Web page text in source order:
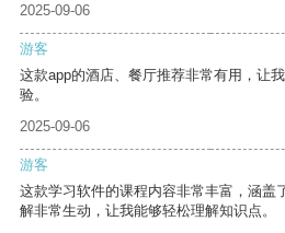
2025-09-06
游客
这款app的酒店、餐厅推荐非常有用，让
验。
2025-09-06
游客
这款学习软件的课程内容非常丰富，涵盖
解非常生动，让我能够轻松理解知识点。